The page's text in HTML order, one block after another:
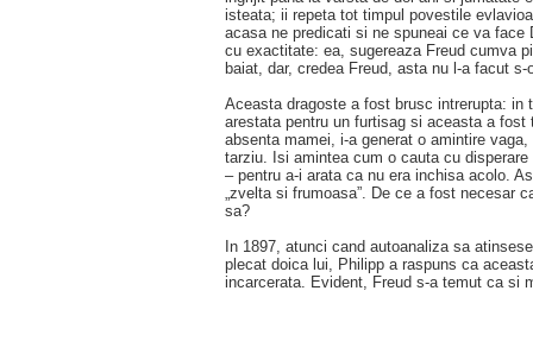
isteata; ii repeta tot timpul povestile
acasa ne predicati si ne spuneai ce va
cu exactitate: ea, sugereaza Freud cumva
baiat, dar, credea Freud, asta nu l-a facut
Aceasta dragoste a fost brusc intrerupta: in
arestata pentru un furtisag si aceasta a
absenta mamei, i-a generat o amintire
tarziu. Isi amintea cum o cauta cu
– pentru a-i arata ca nu era inchisa acolo.
„zvelta si frumoasa”. De ce a fost necesar
sa?
In 1897, atunci cand autoanaliza sa
plecat doica lui, Philipp a raspuns ca
incarcerata. Evident, Freud s-a temut ca si